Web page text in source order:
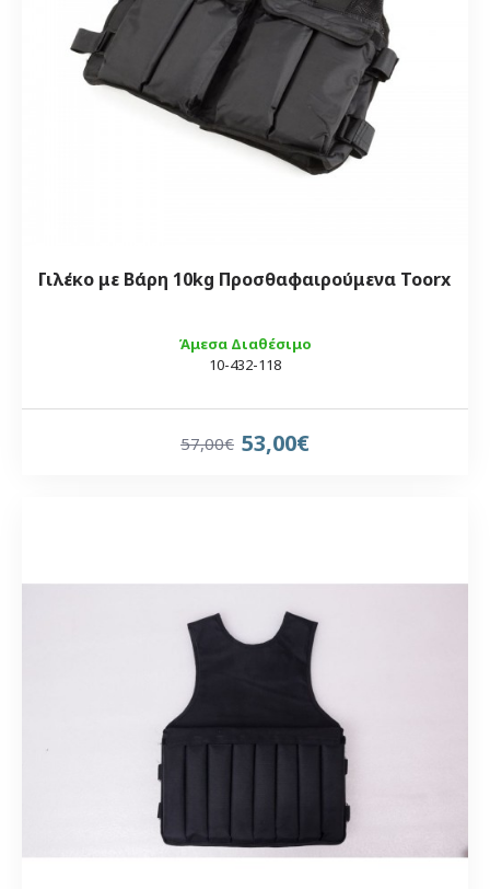
Άμεσα Διαθέσιμο
10-432-118
Γιλέκο με Βάρη 10kg Προσθαφαιρούμενα Toorx
53,00€
57,00€